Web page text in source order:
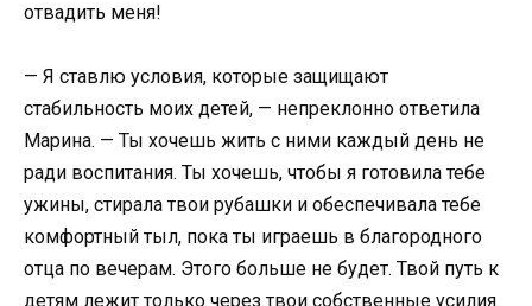
отвадить меня!
— Я ставлю условия, которые защищают
стабильность моих детей, — непреклонно ответила
Марина. — Ты хочешь жить с ними каждый день не
ради воспитания. Ты хочешь, чтобы я готовила тебе
ужины, стирала твои рубашки и обеспечивала тебе
комфортный тыл, пока ты играешь в благородного
отца по вечерам. Этого больше не будет. Твой путь к
детям лежит только через твои собственные усилия.